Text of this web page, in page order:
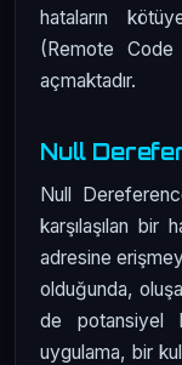
hataların
(Remote Code
açmaktadır.
Null
Null
karşılaşılan bir
adresine
olduğunda,
de potansiyel
uygulama, bir